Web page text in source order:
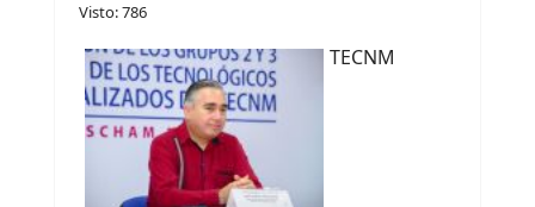
Visto: 786
TECNM